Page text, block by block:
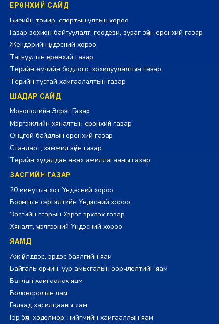
ЕРӨНХИЙ САЙД
Биеийн тамир, спортын улсын хороо
Газар зохион байгуулалт, геодези, зураг зүйн ерөнхий газар
Жендэрийн үндэсний хороо
Тагнуулын ерөнхий газар
Төрийн өмчийн бодлого, зохицуулалтын газар
Төрийн тусгай хамгаалалтын газар
ШАДАР САЙД
Монополийн Эсрэг Газар
Мэргэжлийн хяналтын ерөнхий газар
Онцгой байдлын ерөнхий газар
Стандарт, хэмжил зүйн газар
Төрийн худалдан авах ажиллагааны газар
ЗАСГИЙН ГАЗАР
20 минутын хот Үндэсний хороо
Боомтын сэргэлтийн Үндэсний хороо
Засгийн газрын Хэрэг эрхлэх газар
Хяналт, үнэлгээний Үндэсний хороо
ЯАМД
Аж үйлдвэр, эрдэс баялгийн яам
Байгаль орчин, уур амьсгалын өөрчлөлтийн яам
Батлан хамгаалах яам
Боловсролын яам
Гадаад харилцааны яам
Гэр бүл, хөдөлмөр, нийгмийн хамгааллын яам